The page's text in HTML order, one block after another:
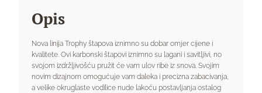
Opis
Nova linija Trophy štapova iznimno su dobar omjer cijene i
kvalitete. Ovi karbonski štapovi iznimno su lagani i savitljivi, no
svojom izdržljivošću pružit će vam ulov ribe iz snova. Svojim
novim dizajnom omogućuje vam daleka i precizna zabacivanja,
a velike okruglaste vodilice nude lakoću postavljanja ostalog